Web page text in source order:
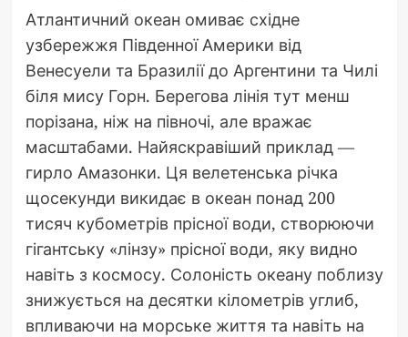
Атлантичний океан омиває східне
узбережжя Південної Америки від
Венесуели та Бразилії до Аргентини та Чилі
біля мису Горн. Берегова лінія тут менш
порізана, ніж на півночі, але вражає
масштабами. Найяскравіший приклад —
гирло Амазонки. Ця велетенська річка
щосекунди викидає в океан понад 200
тисяч кубометрів прісної води, створюючи
гігантську «лінзу» прісної води, яку видно
навіть з космосу. Солоність океану поблизу
знижується на десятки кілометрів углиб,
впливаючи на морське життя та навіть на